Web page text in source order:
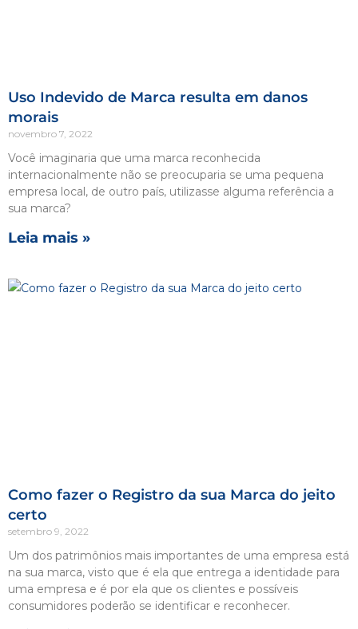
Uso Indevido de Marca resulta em danos
morais
novembro 7, 2022
Você imaginaria que uma marca reconhecida
internacionalmente não se preocuparia se uma pequena
empresa local, de outro país, utilizasse alguma referência a
sua marca?
Leia mais »
Como fazer o Registro da sua Marca do jeito
certo
setembro 9, 2022
Um dos patrimônios mais importantes de uma empresa está
na sua marca, visto que é ela que entrega a identidade para
uma empresa e é por ela que os clientes e possíveis
consumidores poderão se identificar e reconhecer.